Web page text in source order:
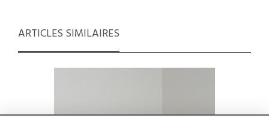
ARTICLES SIMILAIRES